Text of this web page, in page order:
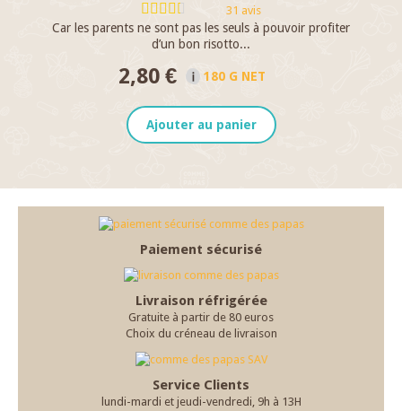
31 avis
Car les parents ne sont pas les seuls à pouvoir profiter
d’un bon risotto...
2,80 € 180 G NET
Ajouter au panier
Paiement sécurisé
Livraison réfrigérée
Gratuite à partir de 80 euros
Choix du créneau de livraison
Service Clients
lundi-mardi et jeudi-vendredi, 9h à 13H